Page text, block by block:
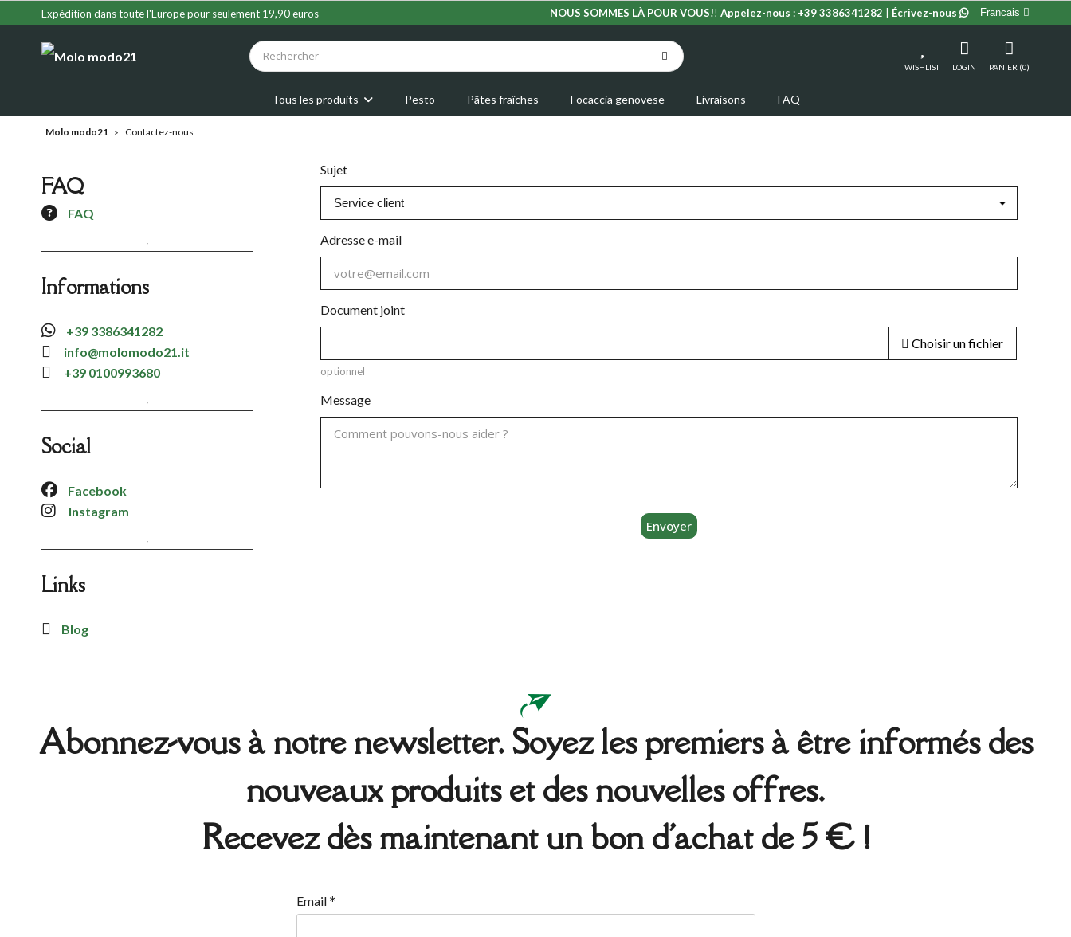
Expédition dans toute l'Europe pour seulement 19,90 euros Francais
NOUS SOMMES LÀ POUR VOUS!! Appelez-nous :+39 3386341282 Écrivez-nous
WISHLIST LOGIN PANIER (0)
Tous les produits Pesto Pâtes fraîches Focaccia genovese Livraisons FAQ
Molo modo21 Contactez-nous
FAQ
FAQ
Informations
+39 3386341282
info@molomodo21.it
+39 0100993680
Social
Facebook
Instagram
Links
Blog
Sujet
Adresse e-mail
Document joint
Choisir un fichier
optionnel
Message
Abonnez-vous à notre newsletter. Soyez les premiers à être informés des
nouveaux produits et des nouvelles offres.
Recevez dès maintenant un bon d'achat de 5 € !
Email *